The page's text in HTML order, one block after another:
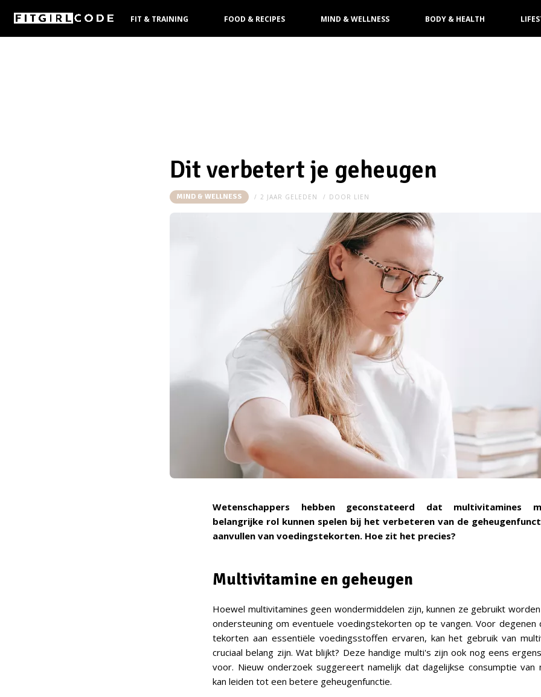
FIT & TRAINING FOOD & RECIPES MIND & WELLNESS BODY & HEALTH
Dit verbetert je geheugen
MIND & WELLNESS 2 JAAR GELEDEN DOOR LIEN
Wetenschappers hebben geconstateerd dat multivitamines
belangrijke rol kunnen spelen bij het verbeteren van de
aanvullen van voedingstekorten. Hoe zit het precies?
Multivitamine en geheugen
Hoewel multivitamines geen wondermiddelen zijn, kunnen ze gebruikt
ondersteuning om eventuele voedingstekorten op te vangen. Voor degenen
tekorten aan essentiële voedingsstoffen ervaren, kan het gebruik van
cruciaal belang zijn. Wat blijkt? Deze handige multi's zijn ook nog eens
voor. Nieuw onderzoek suggereert namelijk dat dagelijkse consumptie van
kan leiden tot een betere geheugenfunctie.